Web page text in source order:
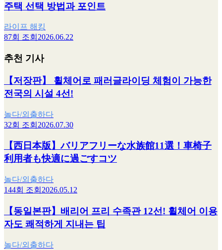
주택 선택 방법과 포인트
라이프 해킹
87회 조회 2026.06.22
추천 기사
【저장판】 휠체어로 패러글라이딩 체험이 가능한
전국의 시설 4선!
놀다/외출하다
32회 조회 2026.07.30
【西日本版】バリアフリーな水族館11選！車椅子
利用者も快適に過ごすコツ
놀다/외출하다
144회 조회 2026.05.12
【동일본판】배리어 프리 수족관 12선! 휠체어 이용
자도 쾌적하게 지내는 팁
놀다/외출하다